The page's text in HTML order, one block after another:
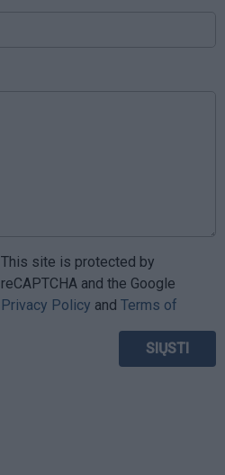
This site is protected by
reCAPTCHA and the Google
Privacy Policy and Terms of